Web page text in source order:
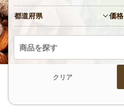
都道府県 価格
クリア